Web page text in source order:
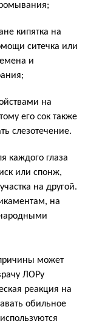
кипятка на
ситечка или
и
на
его сок также
слезотечение.
каждого глаза
или спонж,
на другой.
на
может
ЛОРу
реакция на
обильное